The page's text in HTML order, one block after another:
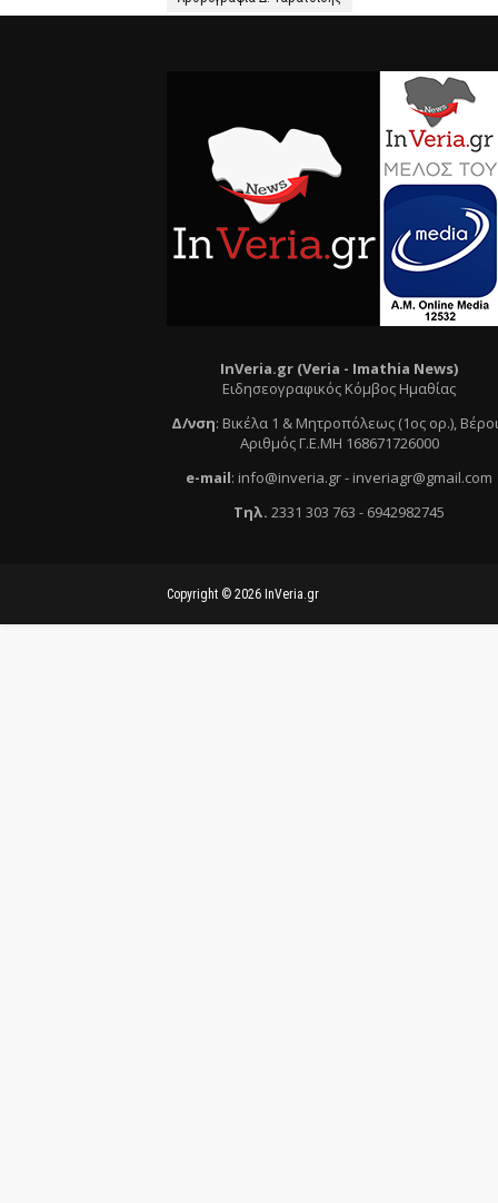
InVeria.gr (Veria - Ιmathia News)
Ειδησεογραφικός Κόμβος Ημαθίας
Δ/νση: Βικέλα 1 & Μητροπόλεως (1ος ορ.),
Αριθμός Γ.Ε.ΜΗ 168671726000
e-mail: info@inveria.gr- inveriagr@gmail.com
Τηλ. 2331 303 763 - 6942982745
Copyright © 2026 InVeria.gr